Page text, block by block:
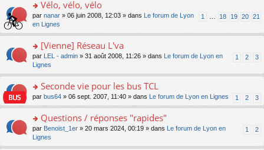
c
e
nt
pl
u
s
ré
c
e
nt
n
o
n
lu
pl
u
s
ré
c
e
s
g
o
n
lu
le
u
s
ré
c
e
nt
le
m
e
s
a
g
e
n
o
n
pl
u
s
ré
o
n
s
er
le
m
e
s
s
e
n
o
n
Vélo, vélo, vélo
1 18 19 20 21
par nanar » 06 juin 2008, 12:03 » dans
Le forum de Lyon
en Lignes
o
s
er
le
m
e
s
s
[Vienne] Réseau L'va
1 2 3
par LEL - admin » 31 août 2008, 11:26 » dans
Le forum de Lyon en
Lignes
o
n
ult
er
le
Seconde vie pour les bus TCL
1 2 3
par bus64 » 06 sept. 2007, 11:40 » dans Le forum de Lyon en Lignes
o
s
Questions / réponses "rapides"
1 2
par Benoist_1er » 20 mars 2024, 00:19 » dans
Le forum de Lyon en
Lignes